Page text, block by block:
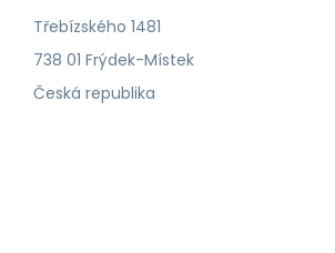
Třebízského 1481
738 01 Frýdek-Místek
Česká republika